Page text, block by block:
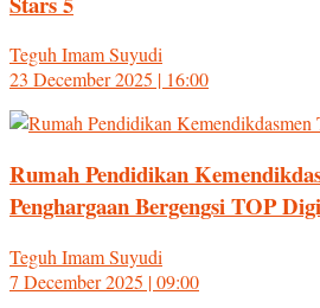
Teguh Imam Suyudi
23 December 2025 | 16:00
Rumah Pendidikan
Penghargaan Bergengsi TOP
Teguh Imam Suyudi
7 December 2025 | 09:00